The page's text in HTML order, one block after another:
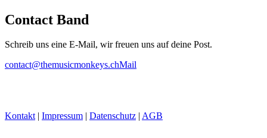
Contact Band
Schreib uns eine E-Mail, wir freuen uns auf deine Post.
contact@themusicmonkeys.chMail
Kontakt | Impressum | Datenschutz | AGB